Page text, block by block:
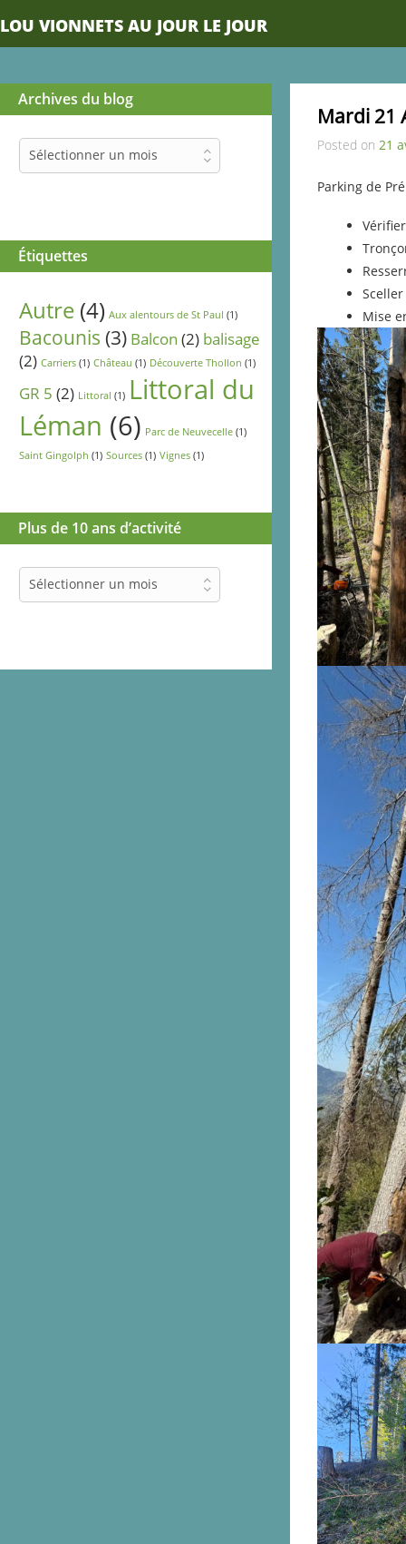
LOU VIONNETS AU JOUR LE JOUR
Archives du blog
Archives
du
Sélectionner un mois
Étiquettes
Autre (4) Aux alentours de St Paul (1)
Bacounis (3) Balcon (2) balisage
(2) Carriers (1) Château (1) Découverte Thollon (1)
GR 5 (2) Littoral (1) Littoral du
Léman (6) Parc de Neuvecelle (1)
Saint Gingolph (1) Sources (1) Vignes (1)
Plus de 10 ans d’activité
Plus
de
Sélectionner un mois
Mardi 21
Posted on 21
Parking de
Mise